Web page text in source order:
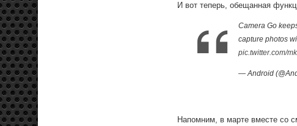
И вот теперь, обещанная
Camera Go
capture photos
pic.twitter.com/
— Android
Напомним, в марте вместе со